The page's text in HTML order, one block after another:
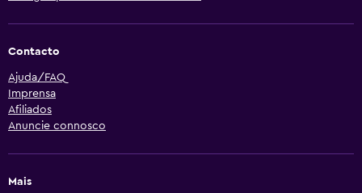
Contacto
Ajuda/FAQ
Imprensa
Afiliados
Anuncie connosco
Mais